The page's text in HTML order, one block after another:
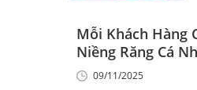
Mỗi Khách Hàng
Niềng Răng Cá
09/11/2025